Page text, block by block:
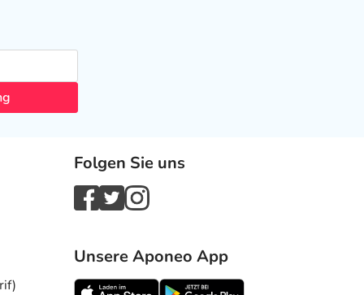
Folgen Sie uns
Unsere Aponeo App